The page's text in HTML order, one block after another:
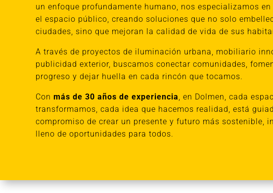
un enfoque profundamente humano, nos especializamos
el espacio público, creando soluciones que no solo
ciudades, sino que mejoran la calidad de vida de sus
A través de proyectos de iluminación urbana, mobiliario
publicidad exterior, buscamos conectar comunidades,
progreso y dejar huella en cada rincón que tocamos.
Con más de 30 años de experiencia, en Dolmen, cada
transformamos, cada idea que hacemos realidad, está
compromiso de crear un presente y futuro más sostenible,
lleno de oportunidades para todos.